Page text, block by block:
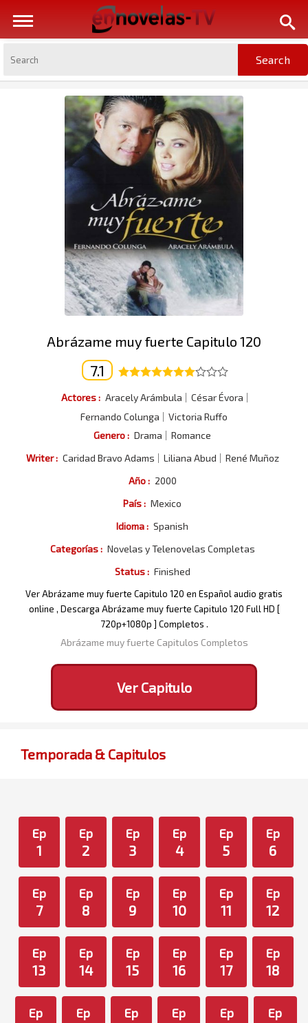
Abrázame muy fuerte Capitulo 120
7.1
Actores : Aracely Arámbula
César Évora
Fernando Colunga
Victoria Ruffo
Genero : Drama
Romance
Writer : Caridad Bravo Adams Liliana Abud
René Muñoz
Año : 2000
País : Mexico
Idioma : Spanish
Categorías : Novelas y Telenovelas Completas
Status : Finished
Ver Abrázame muy fuerte Capitulo 120 en Español audio gratis
online , Descarga Abrázame muy fuerte Capitulo 120 Full HD [
720p+1080p ] Completos .
Abrázame muy fuerte Capitulos Completos
Ver Capitulo
Temporada & Capitulos
Ep
1
Ep
2
Ep
3
Ep
4
Ep
5
Ep
6
Ep
7
Ep
8
Ep
9
Ep
10
Ep
11
Ep
12
Ep
13
Ep
14
Ep
15
Ep
16
Ep
17
Ep
18
Ep Ep Ep Ep Ep Ep